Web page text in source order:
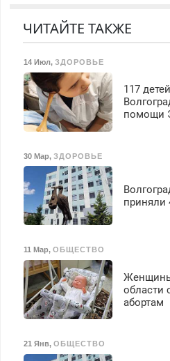
ЧИТАЙТЕ ТАКЖЕ
14 Июл, ЗДОРОВЬЕ
117
помощи
30 Мар, ЗДОРОВЬЕ
приняли
11 Мар, ОБЩЕСТВО
Женщины
области
абортам
21 Янв, ОБЩЕСТВО